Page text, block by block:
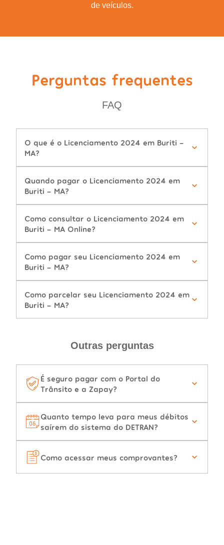
de veículos.
Perguntas frequentes
FAQ
O que é o Licenciamento 2024 em Buriti -
MA?
Quando pagar o Licenciamento 2024 em
Buriti - MA?
Como consultar o Licenciamento 2024 em
Buriti - MA Online?
Como pagar seu Licenciamento 2024 em
Buriti - MA?
Como parcelar seu Licenciamento 2024 em
Buriti - MA?
Outras perguntas
É seguro pagar com o Portal do
Trânsito e a Zapay?
Quanto tempo leva para meus débitos
saírem do sistema do DETRAN?
Como acessar meus comprovantes?